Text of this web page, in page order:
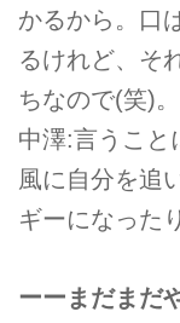
かるから。口
るけれど、そ
ちなので(笑)。
中澤:言うこと
風に自分を追
ギーになった
ーーまだまだ